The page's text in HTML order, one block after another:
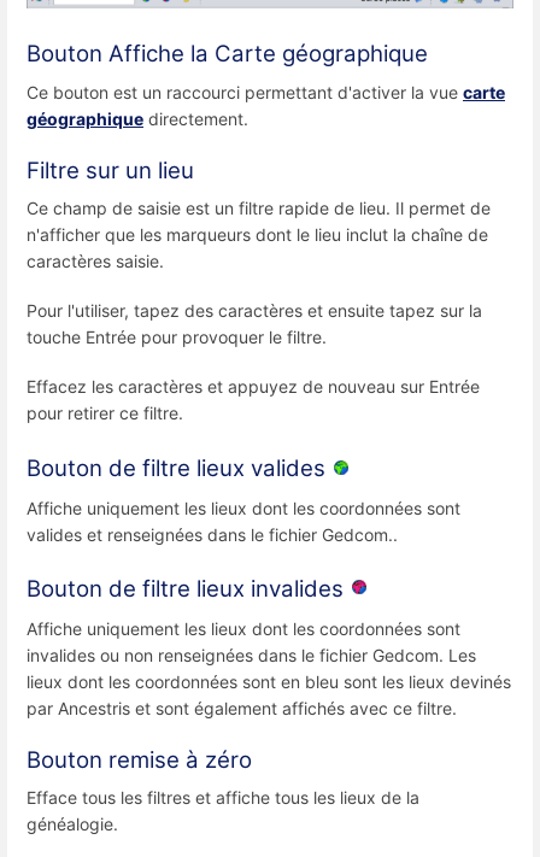
Bouton Affiche la Carte géographique
Ce bouton est un raccourci permettant d'activer la vue carte
géographique directement.
Filtre sur un lieu
Ce champ de saisie est un filtre rapide de lieu. Il permet de
n'afficher que les marqueurs dont le lieu inclut la chaîne de
caractères saisie.
Pour l'utiliser, tapez des caractères et ensuite tapez sur la
touche Entrée pour provoquer le filtre.
Effacez les caractères et appuyez de nouveau sur Entrée
pour retirer ce filtre.
Bouton de filtre lieux valides
Affiche uniquement les lieux dont les coordonnées sont
valides et renseignées dans le fichier Gedcom..
Bouton de filtre lieux invalides
Affiche uniquement les lieux dont les coordonnées sont
invalides ou non renseignées dans le fichier Gedcom. Les
lieux dont les coordonnées sont en bleu sont les lieux devinés
par Ancestris et sont également affichés avec ce filtre.
Bouton remise à zéro
Efface tous les filtres et affiche tous les lieux de la
généalogie.